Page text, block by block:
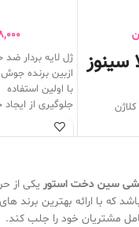
سینوز
پوست
بوده که
ژل لایه بردار
ازبین برنده
با اولین استفاده
جلوگیری از
پاک کننده
کمک به فرایند
نمیشود
حاوی دانه های
مناسب برای
سین دخت استور یکی از
که با ارائه بهترین برند
مشتریان خود را جلب کند.